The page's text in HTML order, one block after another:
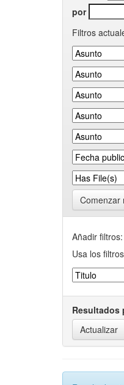
por
Filtros
Comenzar
Añadir filtros:
Usa los
Resultados